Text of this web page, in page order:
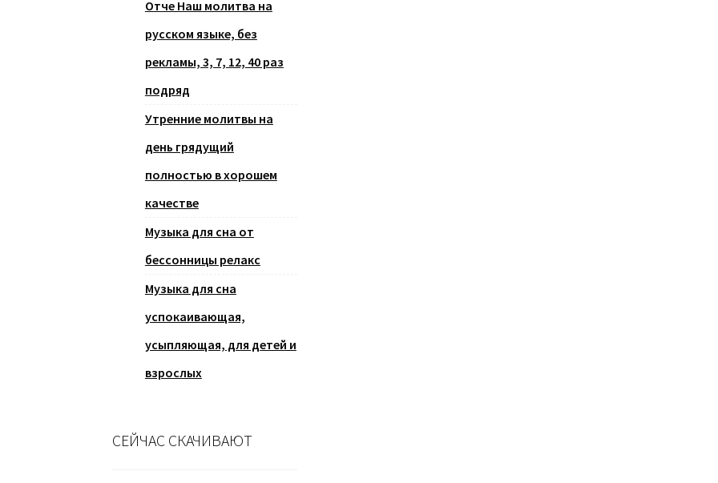
Отче Наш молитва на
русском языке, без
рекламы, 3, 7, 12, 40 раз
подряд
Утренние молитвы на
день грядущий
полностью в хорошем
качестве
Музыка для сна от
бессонницы релакс
Музыка для сна
успокаивающая,
усыпляющая, для детей и
взрослых
СЕЙЧАС СКАЧИВАЮТ